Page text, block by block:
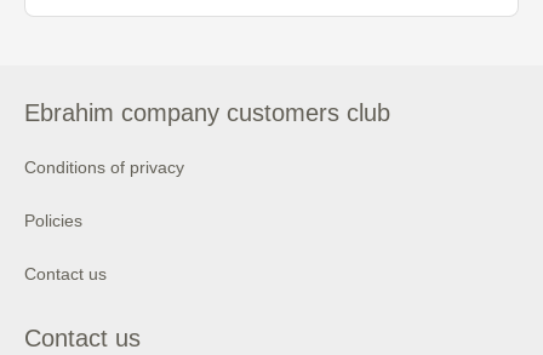
Ebrahim company customers club
Conditions of privacy
Policies
Contact us
Contact us